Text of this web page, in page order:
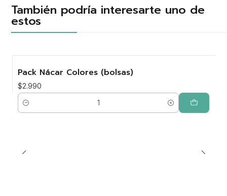
También podría interesarte uno de
estos
Pack Nácar Colores (bolsas)
$2.990
Cantidad